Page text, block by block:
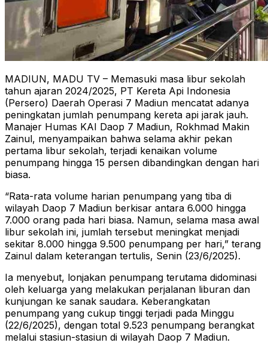
MADIUN, MADU TV – Memasuki masa libur sekolah
tahun ajaran 2024/2025, PT Kereta Api Indonesia
(Persero) Daerah Operasi 7 Madiun mencatat adanya
peningkatan jumlah penumpang kereta api jarak jauh.
Manajer Humas KAI Daop 7 Madiun, Rokhmad Makin
Zainul, menyampaikan bahwa selama akhir pekan
pertama libur sekolah, terjadi kenaikan volume
penumpang hingga 15 persen dibandingkan dengan hari
biasa.
“Rata-rata volume harian penumpang yang tiba di
wilayah Daop 7 Madiun berkisar antara 6.000 hingga
7.000 orang pada hari biasa. Namun, selama masa awal
libur sekolah ini, jumlah tersebut meningkat menjadi
sekitar 8.000 hingga 9.500 penumpang per hari,” terang
Zainul dalam keterangan tertulis, Senin (23/6/2025).
Ia menyebut, lonjakan penumpang terutama didominasi
oleh keluarga yang melakukan perjalanan liburan dan
kunjungan ke sanak saudara. Keberangkatan
penumpang yang cukup tinggi terjadi pada Minggu
(22/6/2025), dengan total 9.523 penumpang berangkat
melalui stasiun-stasiun di wilayah Daop 7 Madiun.